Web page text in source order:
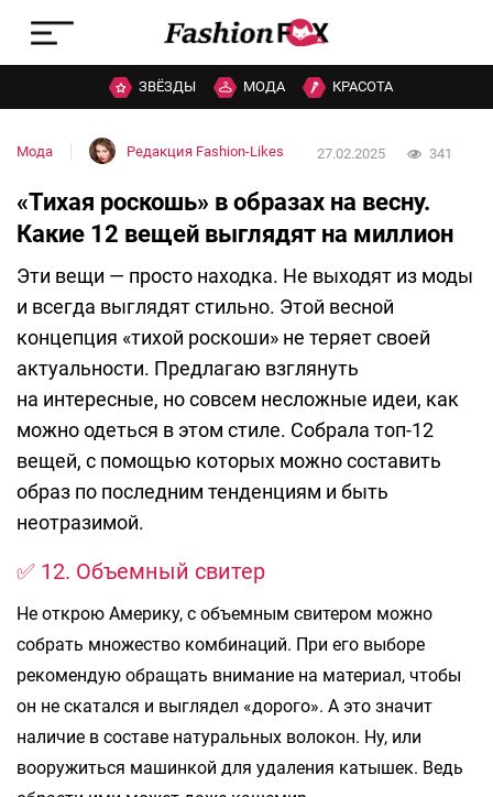
ЗВЁЗДЫ МОДА КРАСОТА
Мода Редакция Fashion-Likes 27.02.2025 341
«Тихая роскошь» в образах на весну.
Какие 12 вещей выглядят на миллион
Эти вещи — просто находка. Не выходят из моды
и всегда выглядят стильно. Этой весной
концепция «тихой роскоши» не теряет своей
актуальности. Предлагаю взглянуть
на интересные, но совсем несложные идеи, как
можно одеться в этом стиле. Собрала топ-12
вещей, с помощью которых можно составить
образ по последним тенденциям и быть
неотразимой.
✅ 12. Объемный свитер
Не открою Америку, с объемным свитером можно
собрать множество комбинаций. При его выборе
рекомендую обращать внимание на материал, чтобы
он не скатался и выглядел «дорого». А это значит
наличие в составе натуральных волокон. Ну, или
вооружиться машинкой для удаления катышек. Ведь